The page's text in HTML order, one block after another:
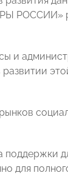
РОССИИ»
и
для